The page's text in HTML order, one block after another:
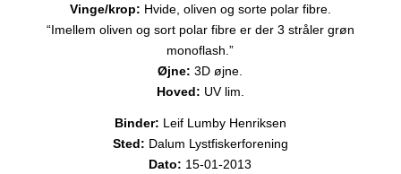
Vinge/krop: Hvide, oliven og sorte polar fibre.
“Imellem oliven og sort polar fibre er der 3 stråler grøn
monoflash.”
Øjne: 3D øjne.
Hoved: UV lim.
Binder: Leif Lumby Henriksen
Sted: Dalum Lystfiskerforening
Dato: 15-01-2013